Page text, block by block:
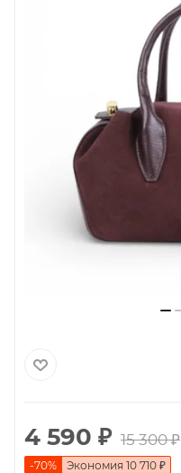
4 590 ₽ 15 300₽
-70% Экономия 10 710 ₽